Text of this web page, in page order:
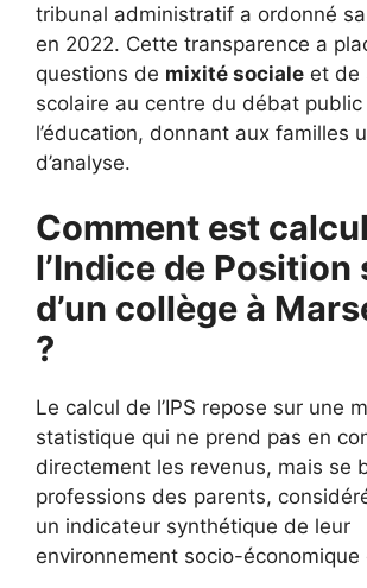
tribunal administratif a ordonné
en 2022. Cette transparence a
questions de mixité sociale et de
scolaire au centre du débat public
l’éducation, donnant aux familles
d’analyse.
Comment est
l’Indice de Position
d’un collège à
?
Le calcul de l’IPS repose sur une
statistique qui ne prend pas en
directement les revenus, mais se
professions des parents,
un indicateur synthétique de leur
environnement socio-économique